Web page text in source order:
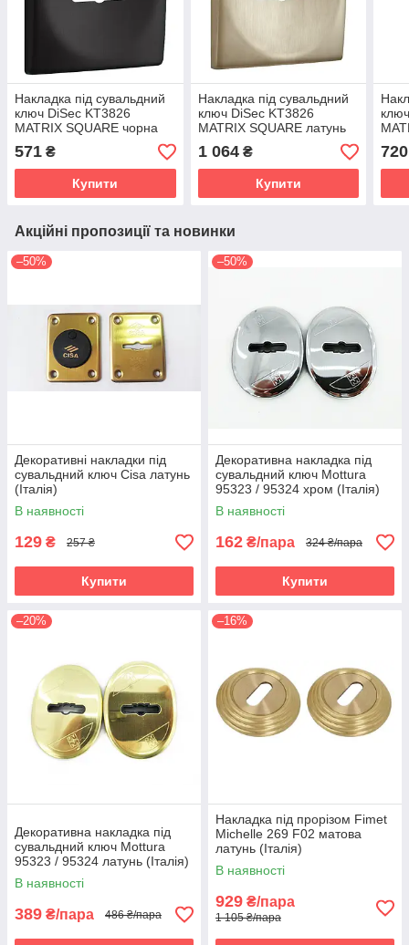
Накладка під сувальдний
ключ DiSec KT3826
MATRIX SQUARE чорна
фарба (Італія)
571 ₴
Купити
Накладка під сувальдний
ключ DiSec KT3826
MATRIX SQUARE латунь
матова (Італія)
1 064₴
Купити
720
Акційні пропозиції та новинки
–50%
Декоративні накладки під
сувальдний ключ Cisa латунь
(Італія)
В наявності
129 ₴ 257 ₴
Купити
–50%
Декоративна накладка під
сувальдний ключ Mottura
95323 / 95324 хром (Італія)
В наявності
162 ₴/пара 324 ₴/пара
Купити
–20%
Декоративна накладка під
сувальдний ключ Mottura
95323 / 95324 латунь (Італія)
В наявності
389 ₴/пара 486 ₴/пара
–16%
Накладка під прорізом Fimet
Michelle 269 F02 матова
латунь (Італія)
В наявності
929 ₴/пара
1 105 ₴/пара